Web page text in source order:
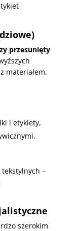
przesunięty
materiałem.
i etykiety,
–
szerokim